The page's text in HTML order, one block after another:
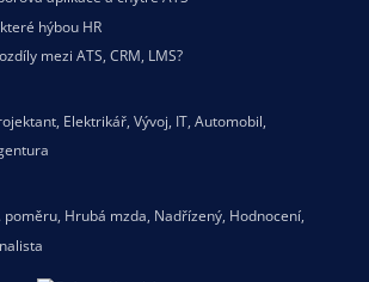
hýbou HR
mezi ATS, CRM, LMS?
, Elektrikář, Vývoj, IT, Automobil,
poměru, Hrubá mzda, Nadřízený, Hodnocení,